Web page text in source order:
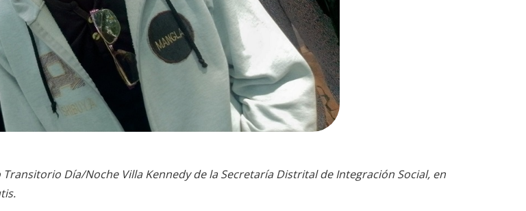
Día/Noche Villa Kennedy de la Secretaría Distrital de Integración Social, en